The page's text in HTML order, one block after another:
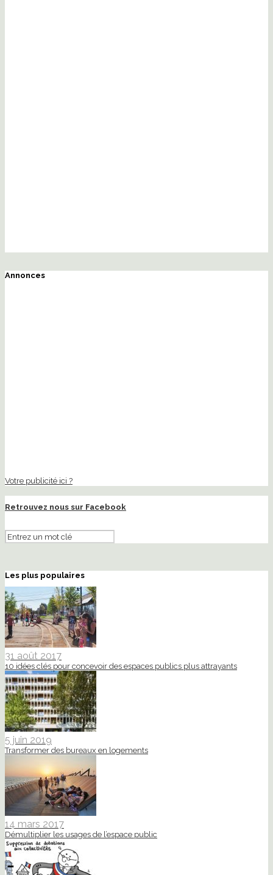
Annonces
Votre publicité ici ?
Retrouvez nous sur Facebook
Les plus populaires
31 août 2017
10 idées clés pour concevoir des espaces publics plus attrayants
5 juin 2019
Transformer des bureaux en logements
14 mars 2017
Démultiplier les usages de l’espace public